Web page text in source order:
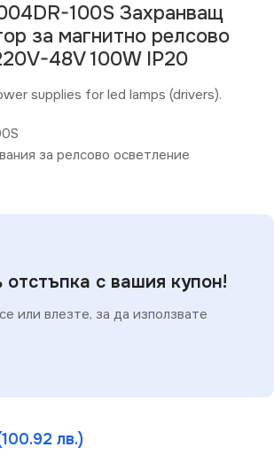
100S Захранващ
за магнитно релсово
48V 100W IP20
supplies for led lamps (drivers).
за релсово осветление
отстъпка с вашия купон!
или влезте, за да използвате
лв.)